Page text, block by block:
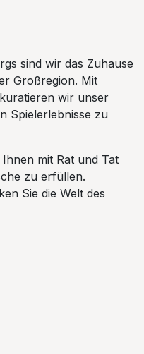
sind wir das Zuhause
Großregion. Mit
wir unser
Spielerlebnisse zu
mit Rat und Tat
zu erfüllen.
Sie die Welt des